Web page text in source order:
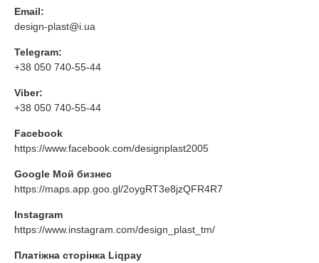
Email:
design-plast@i.ua
Telegram:
+38 050 740-55-44
Viber:
+38 050 740-55-44
Facebook
https://www.facebook.com/designplast2005
Google Мой бизнес
https://maps.app.goo.gl/2oygRT3e8jzQFR4R7
Instagram
https://www.instagram.com/design_plast_tm/
Платіжна сторінка Liqpay